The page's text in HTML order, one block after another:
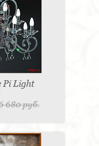
Light
680 руб.